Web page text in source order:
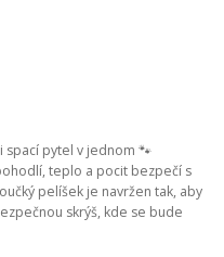
spací pytel v jednom 🐾
teplo a pocit bezpečí s
pelíšek je navržen tak, aby
skrýš, kde se bude